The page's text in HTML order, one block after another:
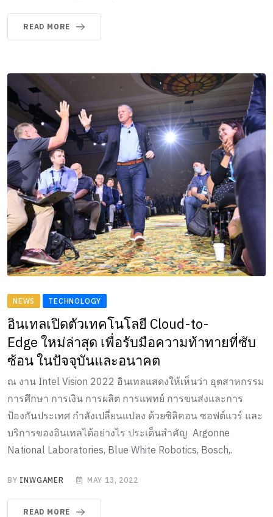
READ MORE
NEWS TECHNOLOGY
อินเทลเปิดตัวเทคโนโลยี Cloud-to-
Edge ใหม่ล่าสุด เพื่อรับมือความท้าทายที่ซับ
ซ้อน ในปัจจุบันและอนาคต
ณ งาน Intel Vision 2022 อินเทลแสดงให้เห็นว่า อุตสาหกรรม
การศึกษา การเงิน การผลิต การแพทย์ การขนส่งและการ
ป้องกันประเทศ กำลังเปลี่ยนแปลง ด้วยซิลิคอน ซอฟต์แวร์ และ
บริการของอินเทลได้อย่างไร ประเด็นสำคัญ Argonne
National Laboratories, Blue White Robotics, Bosch,.
BY INWGAMER MAY 13, 2022
READ MORE